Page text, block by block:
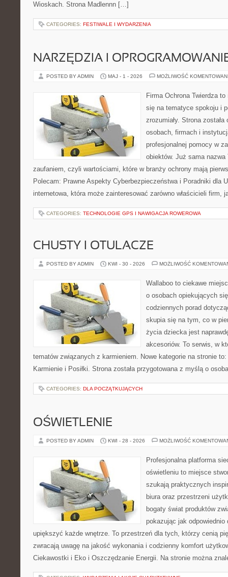
Wioskach. Strona Madlennn […]
CATEGORIES: FESTIWALE I WYDARZENIA
NARZĘDZIA I
POSTED BY ADMIN MAJ - 1 - 2026 MOŻLIWOŚĆ
Firma Ochrona Twierdza
się na tematyce spokoju i
zrozumiały. Strona
osobach, firmach i
profesjonalnej pomocy w
obiektów. Już sama
zaufaniem, czyli wartościami, które w branży ochrony mają
Polecam: Prawne Aspekty Cyberbezpieczeństwa i Poradniki dla
internetowa, która może zainteresować zarówno właścicieli firm,
CATEGORIES: TECHNOLOGIE GPS I NAWIGACJA ROWEROWA
CHUSTY I OTULACZE
POSTED BY ADMIN KWI - 30 - 2026 MOŻLIWOŚĆ
Wallaboo to ciekawe
o osobach opiekujących
codziennych porad
skupia się na tym, co w
życia dziecka jest
akcesoriów. To serwis, w
tematów związanych z karmieniem. Nowe kategorie na stronie
Karmienie i Posiłki. Strona została przygotowana z myślą o
CATEGORIES: DLA POCZĄTKUJĄCYCH
OŚWIETLENIE
POSTED BY ADMIN KWI - 28 - 2026 MOŻLIWOŚĆ
Profesjonalna platforma
oświetleniu to miejsce
szukają praktycznych
biura oraz przestrzeni
bogaty świat produktów
pokazując jak odpowiednio
upiększyć każde wnętrze. To przestrzeń dla tych, którzy cenią
zwracają uwagę na jakość wykonania i codzienny komfort
Ciekawostki i Eko i Oszczędzanie Energii. Na stronie można